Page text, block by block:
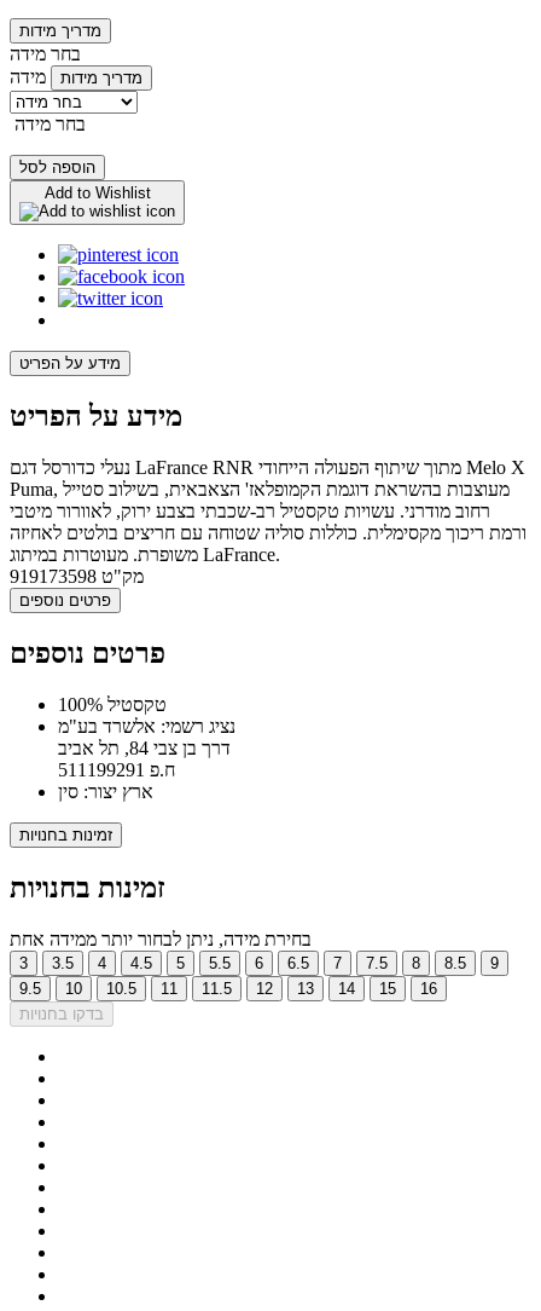
מדריך מידות
בחר מידה
מידה
מדריך מידות
בחר מידה
הוספה לסל
Add to Wishlist
מידע על הפריט
מידע על הפריט
נעלי כדורסל דגם LaFrance RNR מתוך שיתוף הפעולה הייחודי Melo X
Puma, מעוצבות בהשראת דוגמת הקמופלאז' הצאבאית, בשילוב סטייל
רחוב מודרני. עשויות טקסטיל רב-שכבתי בצבע ירוק, לאוורור מיטבי
ורמת ריכוך מקסימלית. כוללות סוליה שטוחה עם חריצים בולטים לאחיזה
משופרת. מעוטרות במיתוג LaFrance.
מק"ט 919173598
פרטים נוספים
פרטים נוספים
100% טקסטיל
נציג רשמי: אלשרד בע"מ
דרך בן צבי 84, תל אביב
ח.פ 511199291
ארץ יצור: סין
זמינות בחנויות
זמינות בחנויות
בחירת מידה, ניתן לבחור יותר ממידה אחת
3 3.5 4 4.5 5 5.5 6 6.5 7 7.5 8 8.5
9
9.5
10 10.5 11 11.5 12 13 14 15
16
בדקו בחנויות